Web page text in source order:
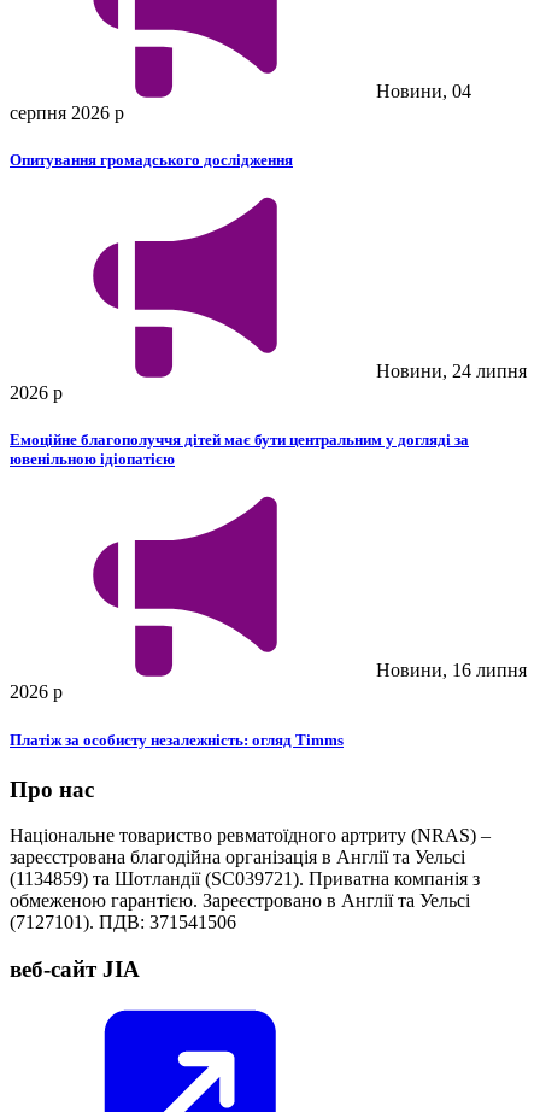
Новини, 04
серпня 2026 р
Опитування громадського дослідження
Новини, 24 липня
2026 р
Емоційне благополуччя дітей має бути центральним у догляді за
ювенільною ідіопатією
Новини, 16 липня
2026 р
Платіж за особисту незалежність: огляд Timms
Про нас
Національне товариство ревматоїдного артриту (NRAS) –
зареєстрована благодійна організація в Англії та Уельсі
(1134859) та Шотландії (SC039721). Приватна компанія з
обмеженою гарантією. Зареєстровано в Англії та Уельсі
(7127101). ПДВ: 371541506
веб-сайт JIA